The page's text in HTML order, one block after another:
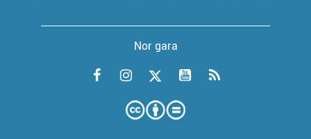
Nor gara